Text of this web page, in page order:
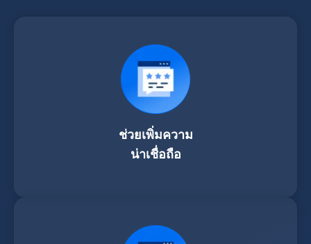
ช่วยเพิ่มความ
น่าเชื่อถือ